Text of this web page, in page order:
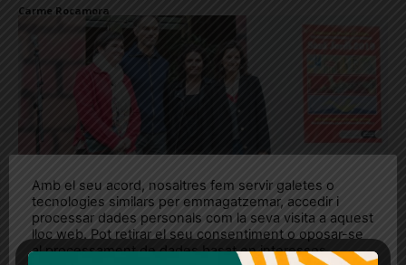
Carme Rocamora
Els Premis Punts de Llibre Sant Jordi
2019 ja tenen guanyadores
Amb el seu acord, nosaltres fem servir galetes o
tecnologies similars per emmagatzemar, accedir i
processar dades personals com la seva visita a aquest
lloc web. Pot retirar el seu consentiment o oposar-se
al processament de dades basat en interessos